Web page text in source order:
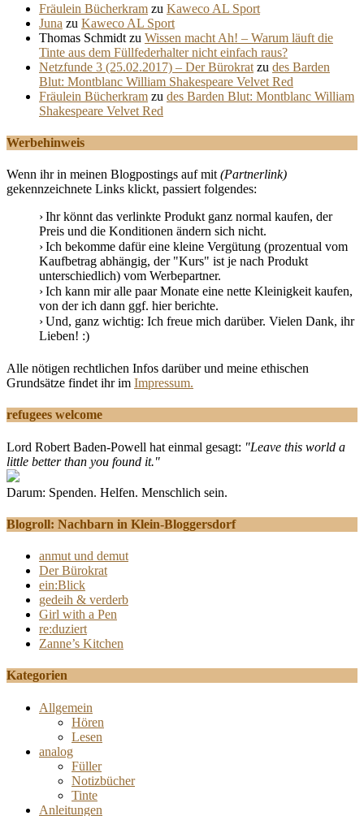
Fräulein Bücherkram zu Kaweco AL Sport
Juna zu Kaweco AL Sport
Thomas Schmidt zu Wissen macht Ah! – Warum läuft die
Tinte aus dem Füllfederhalter nicht einfach raus?
Netzfunde 3 (25.02.2017) – Der Bürokrat zu des Barden
Blut: Montblanc William Shakespeare Velvet Red
Fräulein Bücherkram zu des Barden Blut: Montblanc William
Shakespeare Velvet Red
Werbehinweis
Wenn ihr in meinen Blogpostings auf mit (Partnerlink)
gekennzeichnete Links klickt, passiert folgendes:
Ihr könnt das verlinkte Produkt ganz normal kaufen, der
Preis und die Konditionen ändern sich nicht.
Ich bekomme dafür eine kleine Vergütung (prozentual vom
Kaufbetrag abhängig, der "Kurs" ist je nach Produkt
unterschiedlich) vom Werbepartner.
Ich kann mir alle paar Monate eine nette Kleinigkeit kaufen,
von der ich dann ggf. hier berichte.
Und, ganz wichtig: Ich freue mich darüber. Vielen Dank, ihr
Lieben! :)
Alle nötigen rechtlichen Infos darüber und meine ethischen
Grundsätze findet ihr im Impressum.
refugees welcome
Lord Robert Baden-Powell hat einmal gesagt: "Leave this world a
little better than you found it."
Darum: Spenden. Helfen. Menschlich sein.
Blogroll: Nachbarn in Klein-Bloggersdorf
anmut und demut
Der Bürokrat
ein:Blick
gedeih & verderb
Girl with a Pen
re:duziert
Zanne’s Kitchen
Kategorien
Allgemein
Hören
Lesen
analog
Füller
Notizbücher
Tinte
Anleitungen